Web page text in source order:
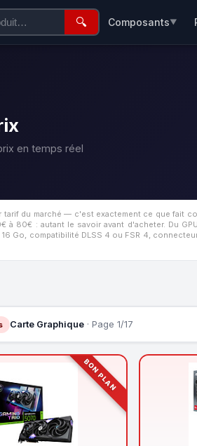
🔍 Composants▼
en temps réel
du marché — c'est exactement ce que fait
à 80€ : autant le savoir avant d'acheter. Du
Go, compatibilité DLSS 4 ou FSR 4,
Carte Graphique· Page 1/17
BON PLAN